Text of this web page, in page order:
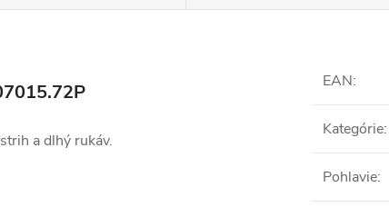
a dlhý rukáv.
EAN:
Kategórie:
Pohlavie: